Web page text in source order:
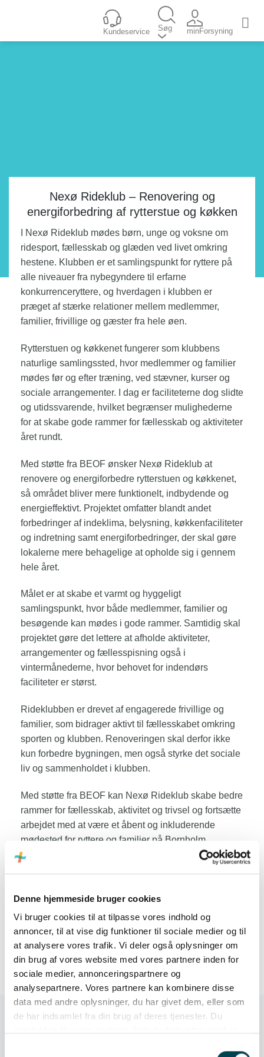
Denne hjemmeside bruger cookies
Vi bruger cookies til at tilpasse vores indhold og
annoncer, til at vise dig funktioner til sociale medier og til
at analysere vores trafik. Vi deler også oplysninger om
din brug af vores website med vores partnere inden for
sociale medier, annonceringspartnere og
analysepartnere. Vores partnere kan kombinere disse
data med andre oplysninger, du har givet dem, eller som
de har indsamlet fra din brug af deres tjenester. Du
Kundeservice Søg minForsyning
Nexø Rideklub – Renovering og
energiforbedring af rytterstue og køkken
I Nexø Rideklub mødes børn, unge og voksne om
ridesport, fællesskab og glæden ved livet omkring
hestene. Klubben er et samlingspunkt for ryttere på
alle niveauer fra nybegyndere til erfarne
konkurrenceryttere, og hverdagen i klubben er
præget af stærke relationer mellem medlemmer,
familier, frivillige og gæster fra hele øen.
Rytterstuen og køkkenet fungerer som klubbens
naturlige samlingssted, hvor medlemmer og familier
mødes før og efter træning, ved stævner, kurser og
sociale arrangementer. I dag er faciliteterne dog slidte
og utidssvarende, hvilket begrænser mulighederne
for at skabe gode rammer for fællesskab og aktiviteter
året rundt.
Med støtte fra BEOF ønsker Nexø Rideklub at
renovere og energiforbedre rytterstuen og køkkenet,
så området bliver mere funktionelt, indbydende og
energieffektivt. Projektet omfatter blandt andet
forbedringer af indeklima, belysning, køkkenfaciliteter
og indretning samt energiforbedringer, der skal gøre
lokalerne mere behagelige at opholde sig i gennem
hele året.
Målet er at skabe et varmt og hyggeligt
samlingspunkt, hvor både medlemmer, familier og
besøgende kan mødes i gode rammer. Samtidig skal
projektet gøre det lettere at afholde aktiviteter,
arrangementer og fællesspisning også i
vintermånederne, hvor behovet for indendørs
faciliteter er størst.
Rideklubben er drevet af engagerede frivillige og
familier, som bidrager aktivt til fællesskabet omkring
sporten og klubben. Renoveringen skal derfor ikke
kun forbedre bygningen, men også styrke det sociale
liv og sammenholdet i klubben.
Med støtte fra BEOF kan Nexø Rideklub skabe bedre
rammer for fællesskab, aktivitet og trivsel og fortsætte
arbejdet med at være et åbent og inkluderende
mødested for ryttere og familier på Bornholm.